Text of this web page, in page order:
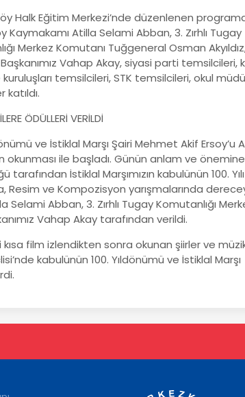
Halk Eğitim Merkezi’nde düzenlenen
Kaymakamı Atilla Selami Abban, 3. Zırhlı Tugay
Merkez Komutanı Tuğgeneral Osman
Vahap Akay, siyasi parti temsilcileri,
temsilcileri, STK temsilcileri, okul
ÖDÜLLERİ VERİLDİ
ve İstiklal Marşı Şairi Mehmet Akif Ersoy’u
okunması ile başladı. Günün anlam ve
tarafından İstiklal Marşımızın kabulünün 100. Yılı
Resim ve Kompozisyon yarışmalarında
Abban, 3. Zırhlı Tugay Komutanlığı
Vahap Akay tarafından verildi.
film izlendikten sonra okunan şiirler ve
kabulünün 100. Yıldönümü ve İstiklal Marşı